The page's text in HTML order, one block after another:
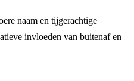
naam en tijgerachtige
invloeden van buitenaf en